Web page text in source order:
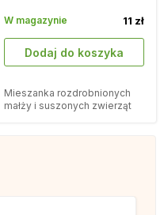
Dodaj do koszyka
11 zł
W magazynie
Mieszanka rozdrobnionych
małży i suszonych zwierząt